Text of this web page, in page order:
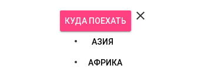
КУДА ПОЕХАТЬ 
АЗИЯ
АФРИКА